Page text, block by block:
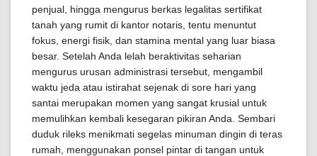
penjual, hingga mengurus berkas legalitas sertifikat
tanah yang rumit di kantor notaris, tentu menuntut
fokus, energi fisik, dan stamina mental yang luar biasa
besar. Setelah Anda lelah beraktivitas seharian
mengurus urusan administrasi tersebut, mengambil
waktu jeda atau istirahat sejenak di sore hari yang
santai merupakan momen yang sangat krusial untuk
memulihkan kembali kesegaran pikiran Anda. Sembari
duduk rileks menikmati segelas minuman dingin di teras
rumah, menggunakan ponsel pintar di tangan untuk